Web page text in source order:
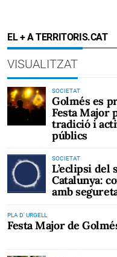
EL + A TERRITORIS.CAT
VISUALITZAT
SOCIETAT
Golmés es
Festa Major
tradició i
públics
SOCIETAT
L’eclipsi del
Catalunya:
amb
PLA D' URGELL
Festa Major de